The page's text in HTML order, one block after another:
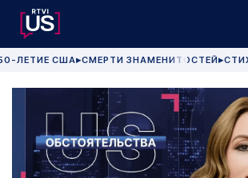
ЛЕТИЕ США▶СМЕРТИ ЗНАМЕНИТОСТЕЙ▶